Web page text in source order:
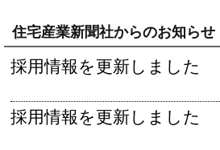
住宅産業新聞社からのお知らせ
採用情報を更新しました
採用情報を更新しました